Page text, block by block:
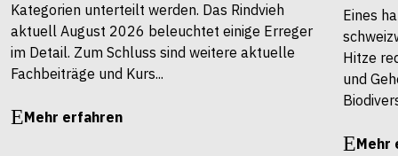
Kategorien unterteilt werden. Das Rindvieh
aktuell August 2026 beleuchtet einige Erreger
im Detail. Zum Schluss sind weitere aktuelle
Fachbeiträge und Kurs...
Mehr erfahren
Eines
Hitze
und
Mehr